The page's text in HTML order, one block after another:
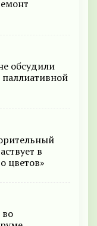
обсудили
в
цветов»